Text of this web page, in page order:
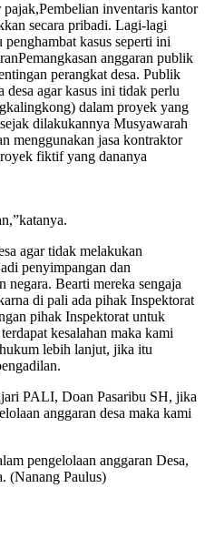
inventaris kantor
secara pribadi. Lagi-lagi
kasus seperti ini
anggaran publik
perangkat desa. Publik
desa agar kasus ini tidak perlu
dalam proyek yang
dilakukannya Musyawarah
menggunakan jasa kontraktor
fiktif yang dananya
agar tidak melakukan
penyimpangan dan
negara. Bearti mereka sengaja
di pali ada pihak Inspektorat
pihak Inspektorat untuk
kesalahan maka kami
lebih lanjut, jika itu
PALI, Doan Pasaribu SH, jika
anggaran desa maka kami
pengelolaan anggaran Desa,
(Nanang Paulus)